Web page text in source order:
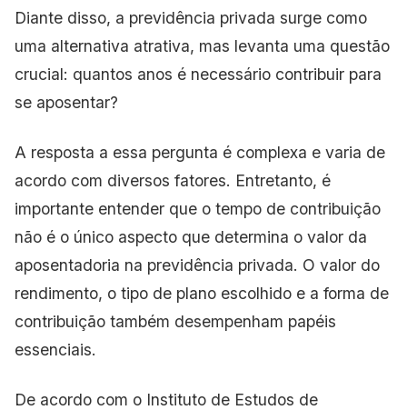
Diante disso, a previdência privada surge como
uma alternativa atrativa, mas levanta uma questão
crucial: quantos anos é necessário contribuir para
se aposentar?
A resposta a essa pergunta é complexa e varia de
acordo com diversos fatores. Entretanto, é
importante entender que o tempo de contribuição
não é o único aspecto que determina o valor da
aposentadoria na previdência privada. O valor do
rendimento, o tipo de plano escolhido e a forma de
contribuição também desempenham papéis
essenciais.
De acordo com o Instituto de Estudos de